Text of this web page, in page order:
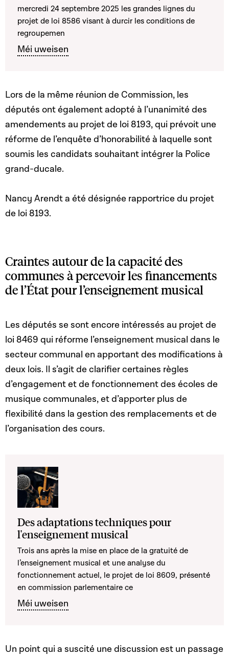
mercredi 24 septembre 2025 les grandes lignes du
projet de loi 8586 visant à durcir les conditions de
regroupemen
Méi uweisen
Lors de la même réunion de Commission, les
députés ont également adopté à l’unanimité des
amendements au projet de loi 8193, qui prévoit une
réforme de l’enquête d’honorabilité à laquelle sont
soumis les candidats souhaitant intégrer la Police
grand-ducale.
Nancy Arendt a été désignée rapportrice du projet
de loi 8193.
Craintes autour de la capacité des
communes à percevoir les financements
de l’État pour l’enseignement musical
Les députés se sont encore intéressés au projet de
loi 8469 qui réforme l’enseignement musical dans le
secteur communal en apportant des modifications à
deux lois. Il s’agit de clarifier certaines règles
d’engagement et de fonctionnement des écoles de
musique communales, et d’apporter plus de
flexibilité dans la gestion des remplacements et de
l’organisation des cours.
Des adaptations techniques pour
l'enseignement musical
Trois ans après la mise en place de la gratuité de
l’enseignement musical et une analyse du
fonctionnement actuel, le projet de loi 8609, présenté
en commission parlementaire ce
Méi uweisen
Un point qui a suscité une discussion est un passage